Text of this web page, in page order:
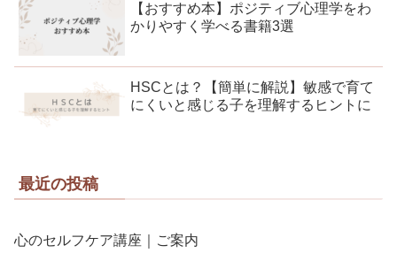
【おすすめ本】ポジティブ心理学をわ
かりやすく学べる書籍3選
HSCとは？【簡単に解説】敏感で育て
にくいと感じる子を理解するヒントに
最近の投稿
心のセルフケア講座｜ご案内